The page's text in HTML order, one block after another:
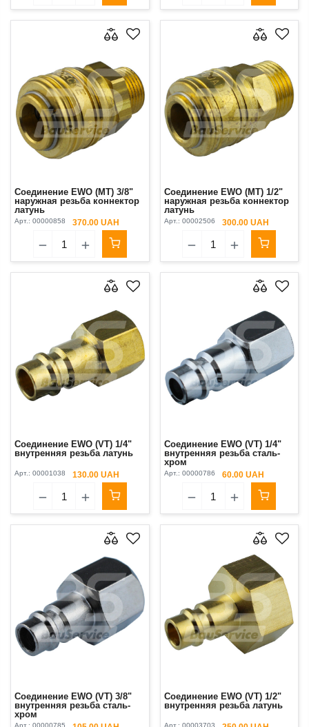
Соединение EWO (MT) 3/8"
наружная резьба коннектор
латунь
Арт.: 00000858 370.00 UAH
Соединение EWO (MT) 1/2"
наружная резьба коннектор
латунь
Арт.: 00002506 300.00 UAH
Соединение EWO (VT) 1/4"
внутренняя резьба латунь
Арт.: 00001038 130.00 UAH
Соединение EWO (VT) 1/4"
внутренняя резьба сталь-
хром
Арт.: 00000786 60.00 UAH
Соединение EWO (VT) 3/8"
внутренняя резьба сталь-
хром
Арт.: 00000785
Соединение EWO (VT) 1/2"
внутренняя резьба латунь
Арт.: 00003703